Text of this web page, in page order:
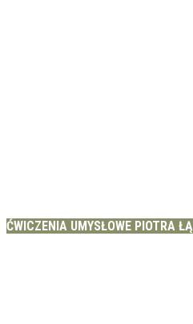
ĆWICZENIA UMYSŁOWE PIOTRA